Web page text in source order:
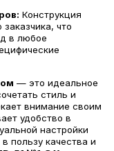
Конструкция
что
в любое
— это идеальное
стиль и
внимание своим
удобство в
настройки
пользу качества и